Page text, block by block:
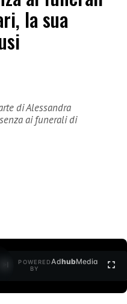
la sua
di Alessandra
ai funerali di
POWERED
BY
AdhubMedia